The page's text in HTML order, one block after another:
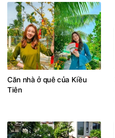
Căn nhà ở quê của Kiều
Tiên